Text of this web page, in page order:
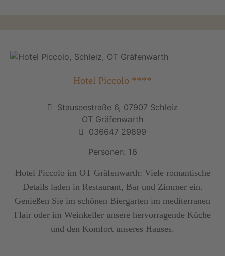
Hotel Piccolo ****
Stauseestraße 6, 07907 Schleiz
OT Gräfenwarth
036647 29899
Personen: 16
Hotel Piccolo im OT Gräfenwarth: Viele romantische
Details laden in Restaurant, Bar und Zimmer ein.
Genießen Sie im schönen Biergarten im mediterranen
Flair oder im Weinkeller unsere hervorragende Küche
und den Komfort unseres Hauses.